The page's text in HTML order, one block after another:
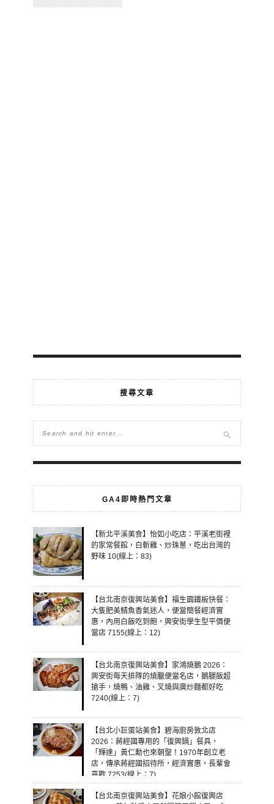
搜尋文章
GA4即時熱門文章
【新北平溪美食】怡如小吃店：平溪老街裡
的家常餐館，白斬雞、炒珠蔥，吃出台灣的
野味 10(線上：83)
【台北南京復興站美食】福生園鐵板快餐：
大隻肥美鯖魚香氣迷人，便當簡餐經濟實
惠，內用白飯吃到飽，興安街學生型平價便
當店 7155(線上：12)
【台北南京復興站美食】家鴻燒鵝 2026：
興安街每天排隊的燒臘便當名店，鵝腿飯超
搶手，燒鴨、油雞、叉燒與廣炒麵都好吃
7240(線上：7)
【台北小巨蛋站美食】碧海廚房敦北店
2026：蔣經國專用的「復興鍋」餐具，
「輝達」黃仁勳也來朝聖！1970年創立老
店，傳承蔣經國招待所，經濟實惠，長輩會
喜歡 7253(線上：7)
【台北南京復興站美食】花娘小館復興店